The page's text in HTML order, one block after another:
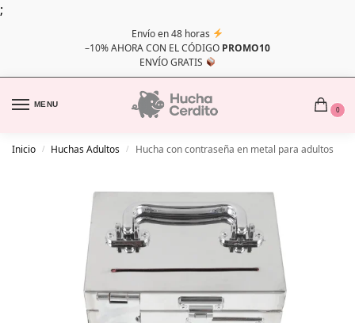
;
Envío en 48 horas
–10% AHORA CON EL CÓDIGO PROMO10
ENVÍO GRATIS
MENU
0
Inicio / Huchas Adultos / Hucha con contraseña en metal para adultos